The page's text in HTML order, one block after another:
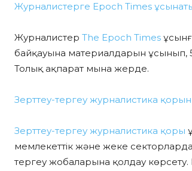
Журналистерге Epoch Times
Журналистер The Epoch Times
байқауына материалдарын ұсынып,
Толық ақпарат мына жерде.
Зерттеу-тергеу журналистика
Зерттеу-тергеу журналистика қоры
мемлекеттік және жеке
тергеу жобаларына қолдау